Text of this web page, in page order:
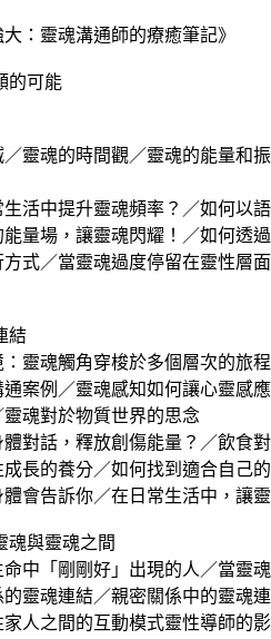
：靈魂溝通師的療癒筆記》
的可能
靈魂的時間觀／靈魂的能量和
活中提升靈魂頻率？／如何以
量場，讓靈魂閃耀！／如何透
式／當靈魂過度停留在靈性層
結
靈魂觸角穿梭於多個層次的旅
案例／靈魂感知如何讓心靈感
魂對於物質世界的思念
對話，釋放創傷能量？／飲食
長的養分／如何找到適合自己
會告訴你／在日常生活中，讓
魂與靈魂之間
命中「剛剛好」出現的人／當
靈魂連結／親密關係中的靈魂
家人之間的互動模式靈性導師的